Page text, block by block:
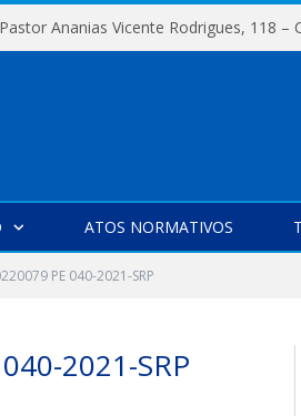
Pastor Ananias Vicente Rodrigues,
ATOS NORMATIVOS
PE 040-2021-SRP
2021-SRP